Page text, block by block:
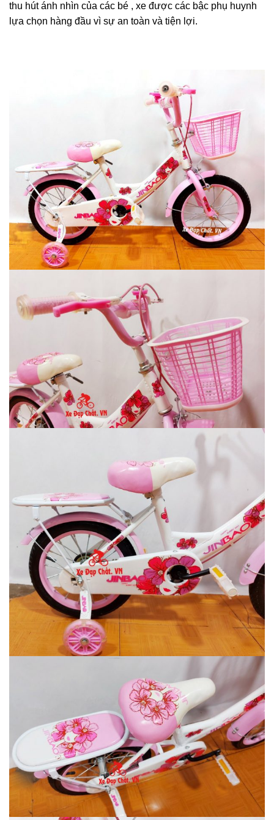
thu hút ánh nhìn của các bé , xe được các bậc phụ huynh
lựa chọn hàng đầu vì sự an toàn và tiện lợi.